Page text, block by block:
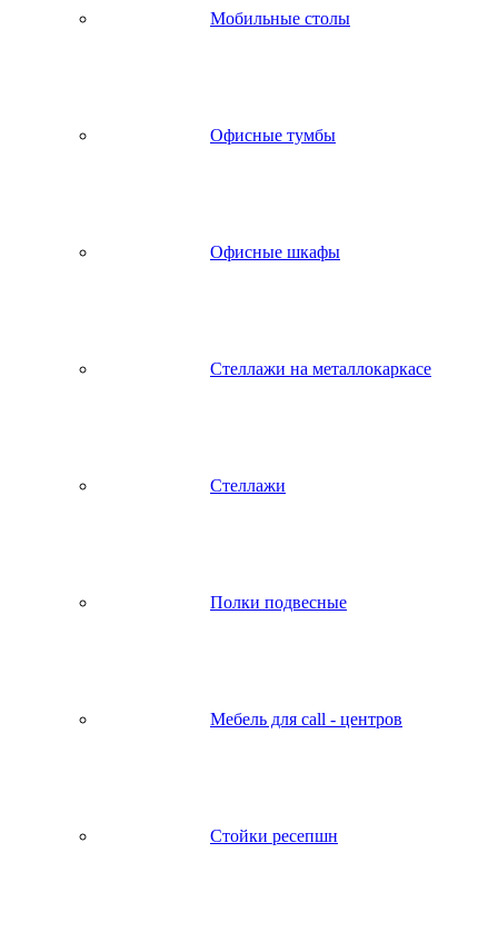
Мобильные столы
Офисные тумбы
Офисные шкафы
Стеллажи на металлокаркасе
Стеллажи
Полки подвесные
Мебель для call - центров
Стойки ресепшн